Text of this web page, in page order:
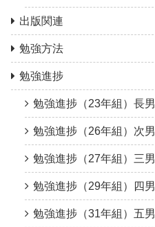
出版関連
勉強方法
勉強進捗
勉強進捗（23年組）長男
勉強進捗（26年組）次男
勉強進捗（27年組）三男
勉強進捗（29年組）四男
勉強進捗（31年組）五男